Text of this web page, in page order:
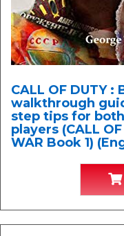
CALL OF DUTY :
walkthrough
step tips for
players (CALL
WAR Book 1)